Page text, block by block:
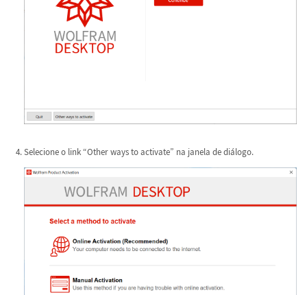
Selecione o link “Other ways to activate” na janela de diálogo.